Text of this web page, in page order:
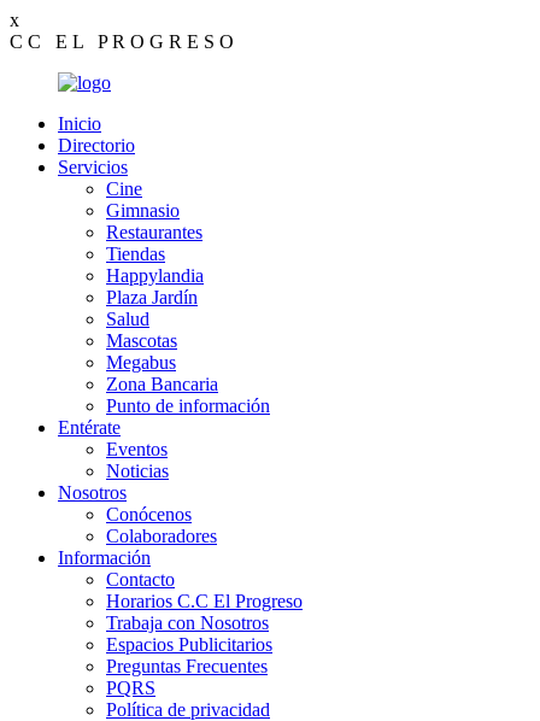
x
C C E L P R O G R E S O
Inicio
Directorio
Servicios
Cine
Gimnasio
Restaurantes
Tiendas
Happylandia
Plaza Jardín
Salud
Mascotas
Megabus
Zona Bancaria
Punto de información
Entérate
Eventos
Noticias
Nosotros
Conócenos
Colaboradores
Información
Contacto
Horarios C.C El Progreso
Trabaja con Nosotros
Espacios Publicitarios
Preguntas Frecuentes
PQRS
Política de privacidad